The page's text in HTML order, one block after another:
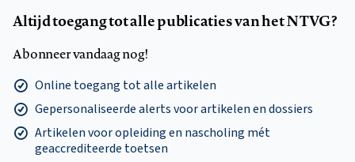
Altijd toegang tot alle publicaties van het NTVG?
Abonneer vandaag nog!
Online toegang tot alle artikelen
Gepersonaliseerde alerts voor artikelen en dossiers
Artikelen voor opleiding en nascholing mét
geaccrediteerde toetsen